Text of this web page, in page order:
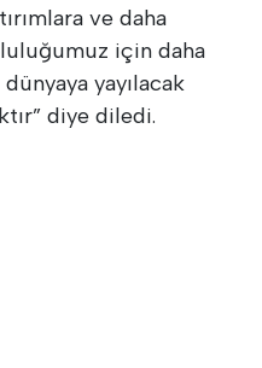
ve daha
için daha
yayılacak
diye diledi.